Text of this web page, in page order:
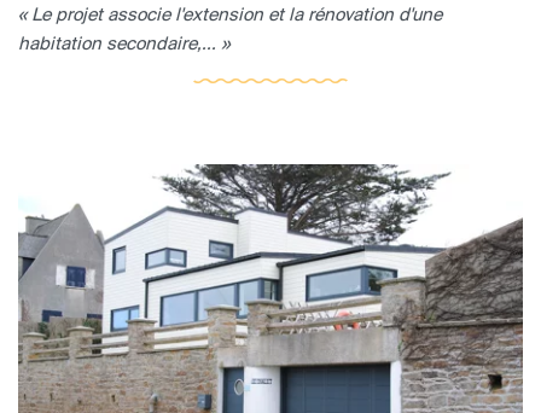
« Le projet associe l'extension et la rénovation d'une
habitation secondaire,... »